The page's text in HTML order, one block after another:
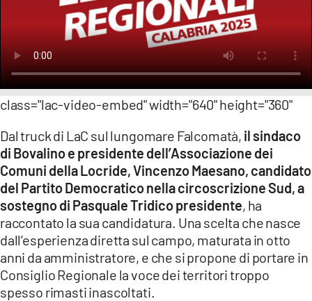
COSENZACHANNEL.IT
CATANZAROCHANNEL.IT
LACAPITALENEWS.IT
App
ANDROID
APPLE
class="lac-video-embed" width="640" height="360"
Dal truck di LaC sul lungomare Falcomatà, il sindaco
di Bovalino e presidente dell’Associazione dei
Comuni della Locride, Vincenzo Maesano, candidato
del Partito Democratico nella circoscrizione Sud, a
sostegno di Pasquale Tridico presidente, ha
raccontato la sua candidatura. Una scelta che nasce
dall’esperienza diretta sul campo, maturata in otto
anni da amministratore, e che si propone di portare in
Consiglio Regionale la voce dei territori troppo
spesso rimasti inascoltati.